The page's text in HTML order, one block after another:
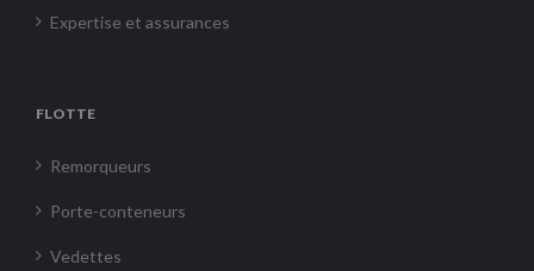
Expertise et assurances
FLOTTE
Remorqueurs
Porte-conteneurs
Vedettes